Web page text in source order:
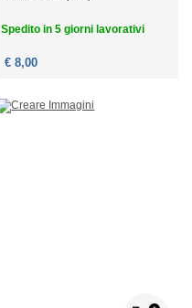
Spedito in 5 giorni lavorativi
€ 8,00